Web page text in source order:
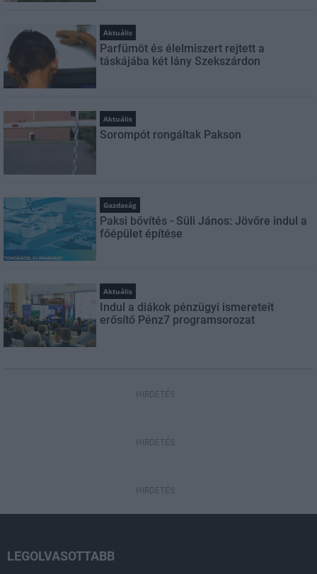
Aktuális
Parfümöt és élelmiszert rejtett a
táskájába két lány Szekszárdon
Aktuális
Sorompót rongáltak Pakson
Gazdaság
Paksi bővítés - Süli János: Jövőre indul a
főépület építése
Aktuális
Indul a diákok pénzügyi ismereteit
erősítő Pénz7 programsorozat
HIRDETÉS
HIRDETÉS
HIRDETÉS
LEGOLVASOTTABB